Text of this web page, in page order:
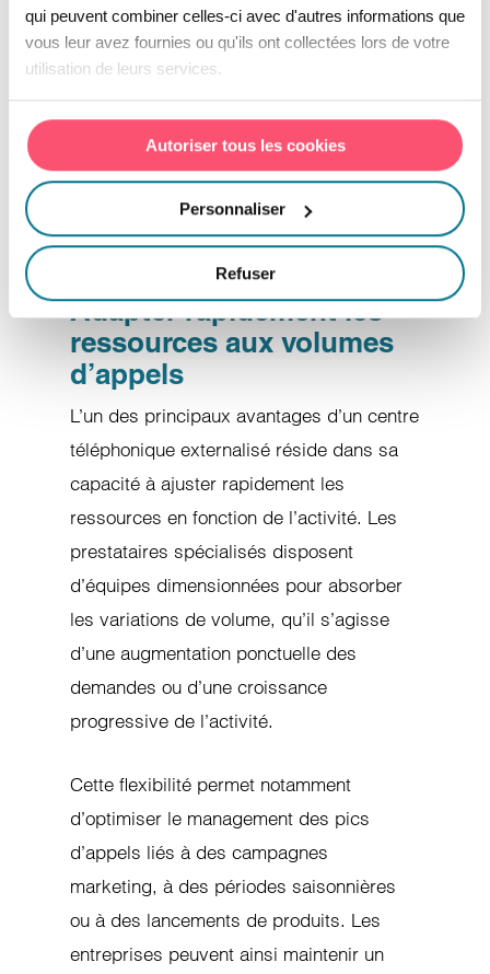
qui peuvent combiner celles-ci avec d'autres informations que
vous leur avez fournies ou qu'ils ont collectées lors de votre
utilisation de leurs services.
Autoriser tous les cookies
Personnaliser
Refuser
de s’appuyer sur des équipes
spécialisées tout en gagnant en flexibilité.
Pour les PME, l’externalisation du
service client
devient ainsi un levier
concret pour maintenir une relation client
performante sans alourdir leur
organisation interne.
Adapter rapidement les
ressources aux volumes
d’appels
L’un des principaux avantages d’un centre
téléphonique externalisé réside dans sa
capacité à ajuster rapidement les
ressources en fonction de l’activité. Les
prestataires spécialisés disposent
d’équipes dimensionnées pour absorber
les variations de volume, qu’il s’agisse
d’une augmentation ponctuelle des
demandes ou d’une croissance
progressive de l’activité.
Cette flexibilité permet notamment
d’optimiser le management des pics
d’appels liés à des campagnes
marketing, à des périodes saisonnières
ou à des lancements de produits. Les
entreprises peuvent ainsi maintenir un